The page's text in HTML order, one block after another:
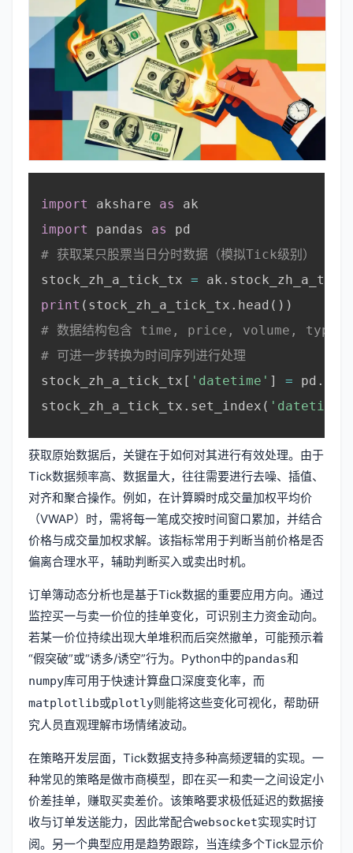
import akshare as
ak
import
pandas as
pd
# 获取某只股票当日分时数据（模拟Tick级别）
stock_zh_a_tick_tx = ak .
print ( stock_zh_a_tick_tx . head ( ) )
# 数据结构包含 time, price, volume, type
# 可进一步转换为时间序列进行处理
stock_zh_a_tick_tx [ 'datetime' ] = pd .
stock_zh_a_tick_tx . set_index ( 'datetime'
获取原始数据后，关键在于如何对其进行有效处理。由于
Tick数据频率高、数据量大，往往需要进行去噪、插值、
对齐和聚合操作。例如，在计算瞬时成交量加权平均价
（VWAP）时，需将每一笔成交按时间窗口累加，并结合
价格与成交量加权求解。该指标常用于判断当前价格是否
偏离合理水平，辅助判断买入或卖出时机。
订单簿动态分析也是基于Tick数据的重要应用方向。通过
监控买一与卖一价位的挂单变化，可识别主力资金动向。
若某一价位持续出现大单堆积而后突然撤单，可能预示着
“假突破”或“诱多/诱空”行为。Python中的pandas和
numpy库可用于快速计算盘口深度变化率，而
matplotlib或plotly则能将这些变化可视化，帮助研
究人员直观理解市场情绪波动。
在策略开发层面，Tick数据支持多种高频逻辑的实现。一
种常见的策略是做市商模型，即在买一和卖一之间设定小
价差挂单，赚取买卖差价。该策略要求极低延迟的数据接
收与订单发送能力，因此常配合websocket实现实时订
阅。另一个典型应用是趋势跟踪，当连续多个Tick显示价